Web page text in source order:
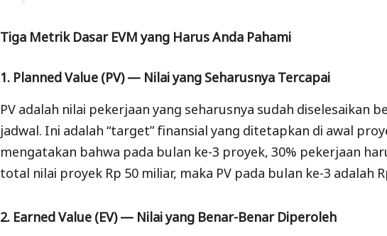
Tiga Metrik Dasar EVM yang Harus Anda Pahami
1. Planned Value (PV) — Nilai yang Seharusnya Tercapai
PV adalah nilai pekerjaan yang seharusnya sudah diselesaikan
jadwal. Ini adalah “target” finansial yang ditetapkan di awal
mengatakan bahwa pada bulan ke-3 proyek, 30% pekerjaan
total nilai proyek Rp 50 miliar, maka PV pada bulan ke-3 adalah
2. Earned Value (EV) — Nilai yang Benar-Benar Diperoleh